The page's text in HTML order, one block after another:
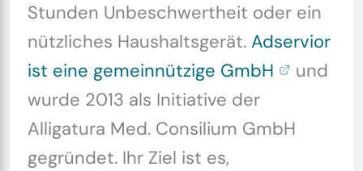
Stunden Unbeschwertheit oder ein
nützliches Haushaltsgerät. Adservior
ist eine gemeinnützige GmbH
und
wurde 2013 als Initiative der
Alligatura Med. Consilium GmbH
gegründet. Ihr Ziel ist es,